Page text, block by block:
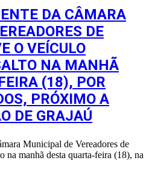
DA CÂMARA
DE
O VEÍCULO
NA MANHÃ
(18), POR
PRÓXIMO A
DE GRAJAÚ
Municipal de Vereadores de
na manhã desta quarta-feira (18), na